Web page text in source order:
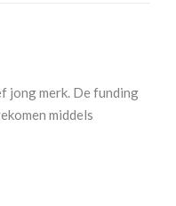
jong merk. De funding
middels